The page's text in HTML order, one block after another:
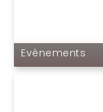
Evènements